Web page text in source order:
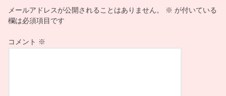
メールアドレスが公開されることはありません。 ※ が付いている
欄は必須項目です
コメント ※